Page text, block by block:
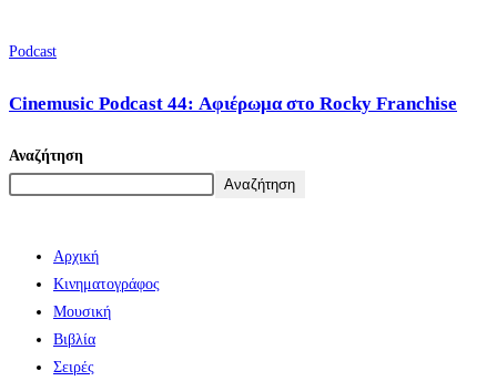
Podcast
Cinemusic Podcast 44: Αφιέρωμα στο Rocky Franchise
Αναζήτηση
Αναζήτηση
Αρχική
Κινηματογράφος
Μουσική
Βιβλία
Σειρές